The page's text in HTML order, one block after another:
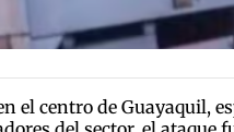
el centro de Guayaquil,